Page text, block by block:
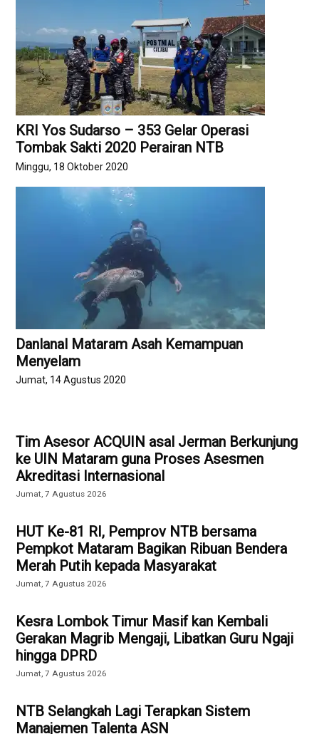
KRI Yos Sudarso – 353 Gelar Operasi
Tombak Sakti 2020 Perairan NTB
Minggu, 18 Oktober 2020
Danlanal Mataram Asah Kemampuan
Menyelam
Jumat, 14 Agustus 2020
Tim Asesor ACQUIN asal Jerman Berkunjung
ke UIN Mataram guna Proses Asesmen
Akreditasi Internasional
Jumat, 7 Agustus 2026
HUT Ke-81 RI, Pemprov NTB bersama
Pempkot Mataram Bagikan Ribuan Bendera
Merah Putih kepada Masyarakat
Jumat, 7 Agustus 2026
Kesra Lombok Timur Masif kan Kembali
Gerakan Magrib Mengaji, Libatkan Guru Ngaji
hingga DPRD
Jumat, 7 Agustus 2026
NTB Selangkah Lagi Terapkan Sistem
Manajemen Talenta ASN